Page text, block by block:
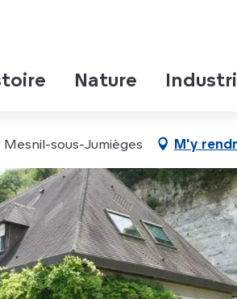
Nature
- Malo
sous-Jumièges M'y